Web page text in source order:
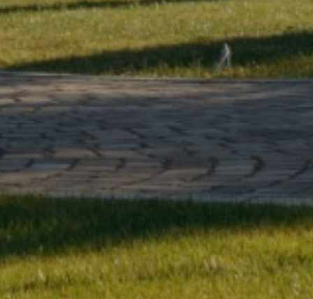
0 0
0
1
2
3
4